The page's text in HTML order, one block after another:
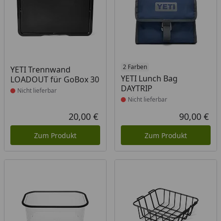
YETI Trennwand
LOADOUT für GoBox 30
Produkt nicht lieferbar
Nicht lieferbar
Aktueller Preis
20,00 €
Zum Produkt
2 Farben
YETI Lunch Bag
DAYTRIP
Produkt nicht lieferbar
Nicht lieferbar
90,00 €
Zum Produkt